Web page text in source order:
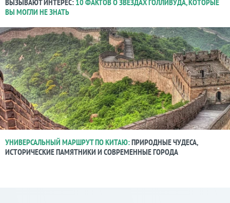
ВЫЗЫВАЮТ ИНТЕРЕС: 10 ФАКТОВ О ЗВЕЗДАХ ГОЛЛИВУДА, КОТОРЫЕ
ВЫ МОГЛИ НЕ ЗНАТЬ
УНИВЕРСАЛЬНЫЙ МАРШРУТ ПО КИТАЮ:ПРИРОДНЫЕ ЧУДЕСА,
ИСТОРИЧЕСКИЕ ПАМЯТНИКИ И СОВРЕМЕННЫЕ ГОРОДА